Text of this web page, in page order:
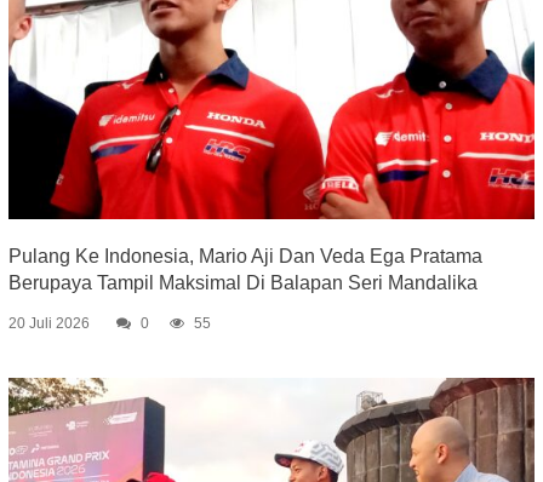
Pulang Ke Indonesia, Mario Aji Dan Veda Ega Pratama
Berupaya Tampil Maksimal Di Balapan Seri Mandalika
20 Juli 2026 0 55